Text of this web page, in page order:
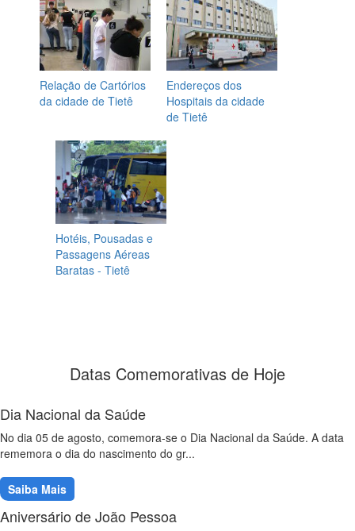
Relação de Cartórios
da cidade de Tietê
Endereços dos
Hospitais da cidade
de Tietê
Hotéis, Pousadas e
Passagens Aéreas
Baratas - Tietê
Datas Comemorativas de Hoje
Dia Nacional da Saúde
No dia 05 de agosto, comemora-se o Dia Nacional da Saúde. A data
rememora o dia do nascimento do gr...
Saiba Mais
Aniversário de João Pessoa